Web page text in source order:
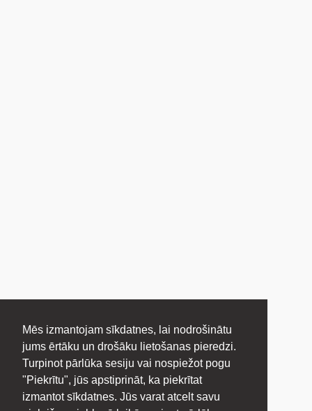
Mēs izmantojam sīkdatnes, lai nodrošinātu
jums ērtāku un drošāku lietošanas pieredzi.
Turpinot pārlūka sesiju vai nospiežot pogu
"Piekrītu", jūs apstiprināt, ka piekrītat
izmantot sīkdatnes. Jūs varat atcelt savu